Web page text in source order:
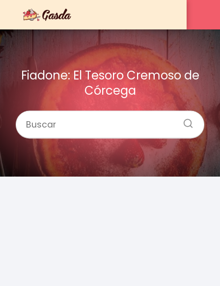
Fiadone: El Tesoro Cremoso de
Córcega